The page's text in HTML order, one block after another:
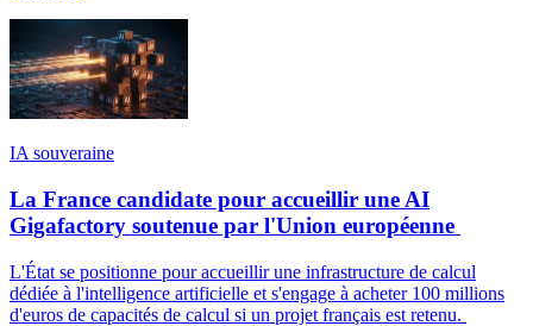
IA souveraine
La France candidate pour accueillir une AI
Gigafactory soutenue par l'Union européenne
L'État se positionne pour accueillir une infrastructure de calcul
dédiée à l'intelligence artificielle et s'engage à acheter 100 millions
d'euros de capacités de calcul si un projet français est retenu.